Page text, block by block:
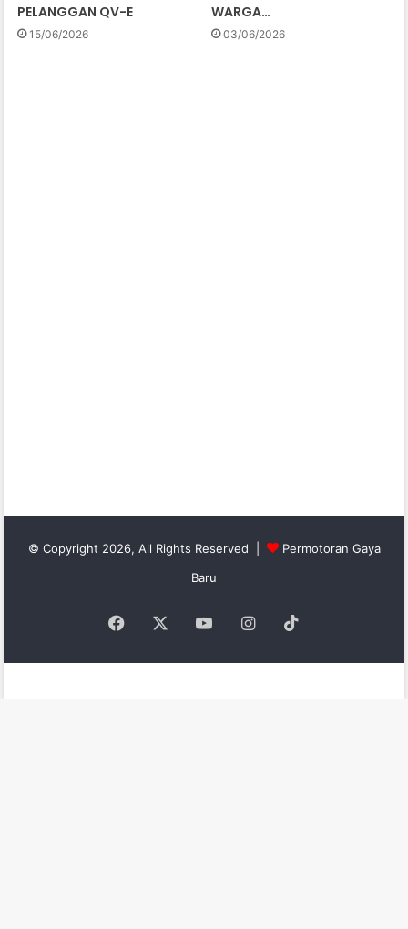
PELANGGAN QV-E
15/06/2026
WARGA…
03/06/2026
© Copyright 2026, All Rights Reserved |
Permotoran Gaya
Baru
Facebook YouTubeInstagram